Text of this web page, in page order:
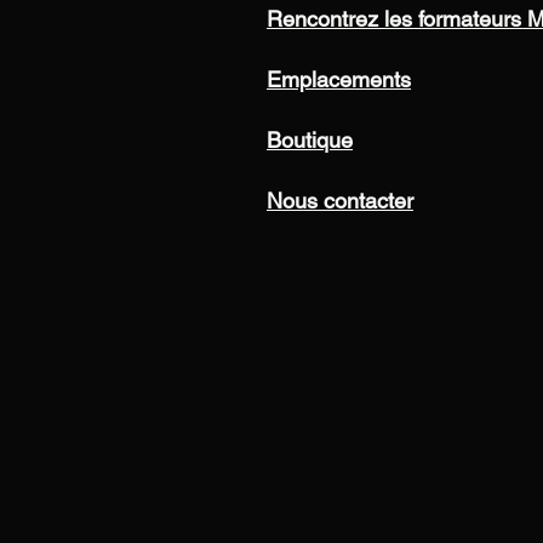
Rencontrez les formateurs
Emplacements
Boutique
Nous contacter